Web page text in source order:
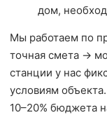
дом,
Мы работаем по
точная смета →
станции у нас
условиям объекта.
10–20% бюджета